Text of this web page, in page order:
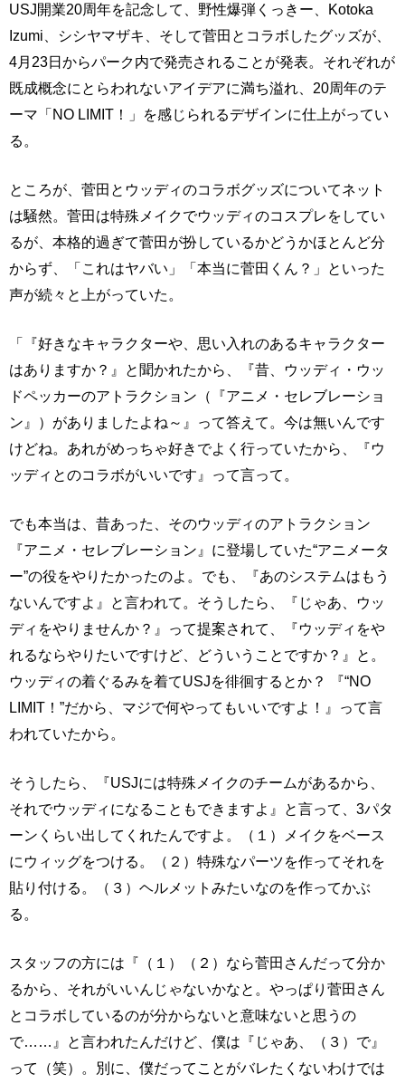
USJ開業20周年を記念して、野性爆弾くっきー、Kotoka
Izumi、シシヤマザキ、そして菅田とコラボしたグッズが、
4月23日からパーク内で発売されることが発表。それぞれが
既成概念にとらわれないアイデアに満ち溢れ、20周年のテ
ーマ「NO LIMIT！」を感じられるデザインに仕上がってい
る。
ところが、菅田とウッディのコラボグッズについてネット
は騒然。菅田は特殊メイクでウッディのコスプレをしてい
るが、本格的過ぎて菅田が扮しているかどうかほとんど分
からず、「これはヤバい」「本当に菅田くん？」といった
声が続々と上がっていた。
「『好きなキャラクターや、思い入れのあるキャラクター
はありますか？』と聞かれたから、『昔、ウッディ・ウッ
ドペッカーのアトラクション（『アニメ・セレブレーショ
ン』）がありましたよね～』って答えて。今は無いんです
けどね。あれがめっちゃ好きでよく行っていたから、『ウ
ッディとのコラボがいいです』って言って。
でも本当は、昔あった、そのウッディのアトラクション
『アニメ・セレブレーション』に登場していた“アニメータ
ー”の役をやりたかったのよ。でも、『あのシステムはもう
ないんですよ』と言われて。そうしたら、『じゃあ、ウッ
ディをやりませんか？』って提案されて、『ウッディをや
れるならやりたいですけど、どういうことですか？』と。
ウッディの着ぐるみを着てUSJを徘徊するとか？ 『“NO
LIMIT！”だから、マジで何やってもいいですよ！』って言
われていたから。
そうしたら、『USJには特殊メイクのチームがあるから、
それでウッディになることもできますよ』と言って、3パタ
ーンくらい出してくれたんですよ。（１）メイクをベース
にウィッグをつける。（２）特殊なパーツを作ってそれを
貼り付ける。（３）ヘルメットみたいなのを作ってかぶ
る。
スタッフの方には『（１）（２）なら菅田さんだって分か
るから、それがいいんじゃないかなと。やっぱり菅田さん
とコラボしているのが分からないと意味ないと思うの
で……』と言われたんだけど、僕は『じゃあ、（３）で』
って（笑）。別に、僕だってことがバレたくないわけでは